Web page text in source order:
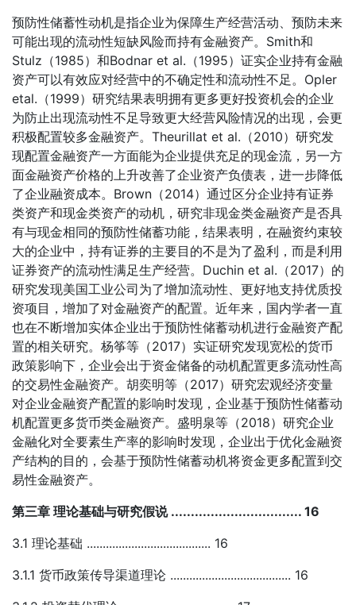
预防性储蓄性动机是指企业为保障生产经营活动、预防未来
可能出现的流动性短缺风险而持有金融资产。Smith和
Stulz（1985）和Bodnar et al.（1995）证实企业持有金融
资产可以有效应对经营中的不确定性和流动性不足。Opler
etal.（1999）研究结果表明拥有更多更好投资机会的企业
为防止出现流动性不足导致更大经营风险情况的出现，会更
积极配置较多金融资产。Theurillat et al.（2010）研究发
现配置金融资产一方面能为企业提供充足的现金流，另一方
面金融资产价格的上升改善了企业资产负债表，进一步降低
了企业融资成本。Brown（2014）通过区分企业持有证券
类资产和现金类资产的动机，研究非现金类金融资产是否具
有与现金相同的预防性储蓄功能，结果表明，在融资约束较
大的企业中，持有证券的主要目的不是为了盈利，而是利用
证券资产的流动性满足生产经营。Duchin et al.（2017）的
研究发现美国工业公司为了增加流动性、更好地支持优质投
资项目，增加了对金融资产的配置。近年来，国内学者一直
也在不断增加实体企业出于预防性储蓄动机进行金融资产配
置的相关研究。杨筝等（2017）实证研究发现宽松的货币
政策影响下，企业会出于资金储备的动机配置更多流动性高
的交易性金融资产。胡奕明等（2017）研究宏观经济变量
对企业金融资产配置的影响时发现，企业基于预防性储蓄动
机配置更多货币类金融资产。盛明泉等（2018）研究企业
金融化对全要素生产率的影响时发现，企业出于优化金融资
产结构的目的，会基于预防性储蓄动机将资金更多配置到交
易性金融资产。
第三章 理论基础与研究假说 ................................. 16
3.1 理论基础 ....................................... 16
3.1.1 货币政策传导渠道理论 ...................................... 16